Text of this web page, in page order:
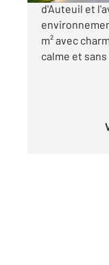
d'Auteuil et
m² avec
calme et sans